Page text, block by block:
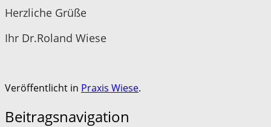
Herzliche Grüße
Ihr Dr.Roland Wiese
Veröffentlicht in Praxis Wiese.
Beitragsnavigation